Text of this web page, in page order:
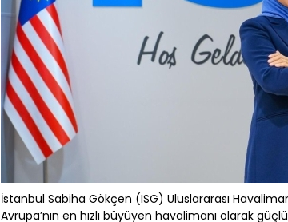
İstanbul Sabiha Gökçen (ISG) Uluslararası
Avrupa’nın en hızlı büyüyen havalimanı olarak